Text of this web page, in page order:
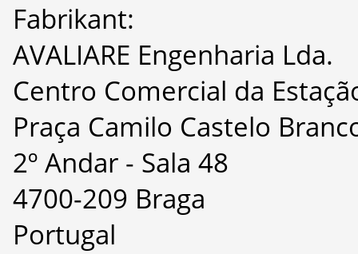
Fabrikant:
AVALIARE Engenharia Lda.
Centro Comercial da
Praça Camilo Castelo
2º Andar - Sala 48
4700-209 Braga
Portugal